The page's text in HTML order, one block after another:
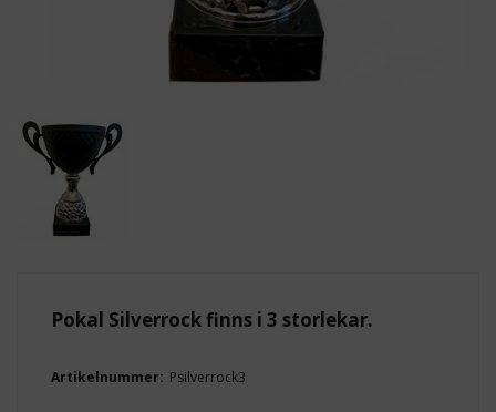
Pokal Silverrock finns i 3 storlekar.
Artikelnummer: Psilverrock3